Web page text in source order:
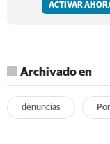
ACTIVAR
Archivado en
denuncias